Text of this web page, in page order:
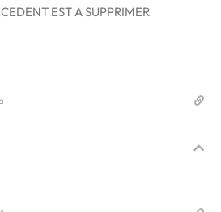
EST A SUPPRIMER